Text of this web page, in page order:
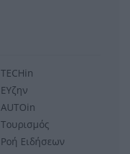
TECHin
ΕΥζην
AUTOin
Τουρισμός
Ροή Ειδήσεων